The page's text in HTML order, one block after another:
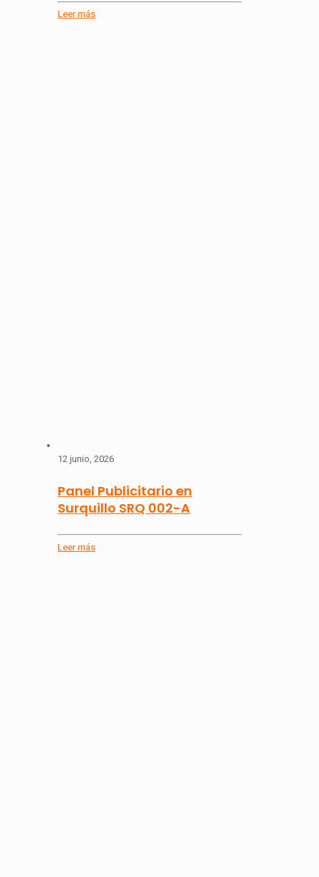
Leer más
12 junio, 2026
Panel Publicitario en
Surquillo SRQ 002-A
Leer más